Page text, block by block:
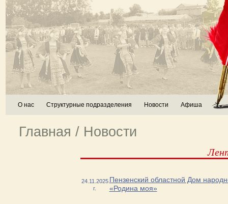
О нас Структурные подразделения Новости Афиша
Главная / Новости
24.11.2025
г.
Пензенский областной Дом
«Родина моя»